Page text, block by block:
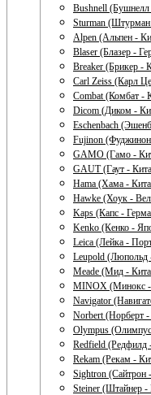
Bushnell
Sturman
Alpen (Альпен -
Blaser (Блазер -
Breaker (Брикер -
Carl Zeiss (Карл
Combat (Комбат -
Dicom (Диком -
Eschenbach
Fujinon
GAMO (Гамо -
GAUT (Гаут -
Hama (Хама -
Hawke (Хоук -
Kaps (Капс -
Kenko (Кенко -
Leica (Лейка -
Leupold
Meade (Мид -
MINOX (Минокс -
Navigator
Norbert (Норберт
Olympus
Redfield
Rekam (Рекам -
Sightron (Сайтрон
Steiner (Штайнер -